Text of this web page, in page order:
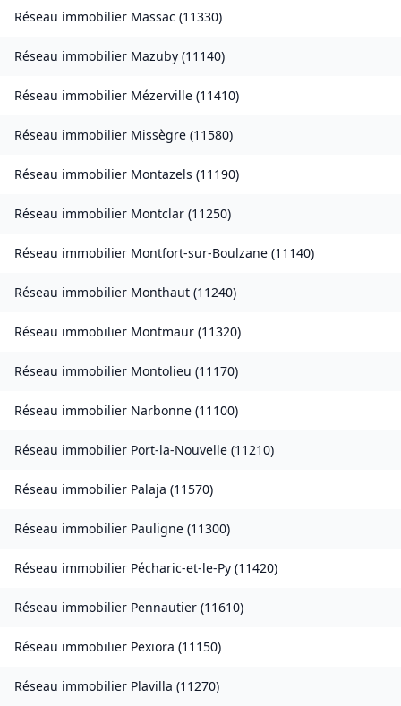
Réseau immobilier Massac (11330)
Réseau immobilier Mazuby (11140)
Réseau immobilier Mézerville (11410)
Réseau immobilier Missègre (11580)
Réseau immobilier Montazels (11190)
Réseau immobilier Montclar (11250)
Réseau immobilier Montfort-sur-Boulzane (11140)
Réseau immobilier Monthaut (11240)
Réseau immobilier Montmaur (11320)
Réseau immobilier Montolieu (11170)
Réseau immobilier Narbonne (11100)
Réseau immobilier Port-la-Nouvelle (11210)
Réseau immobilier Palaja (11570)
Réseau immobilier Pauligne (11300)
Réseau immobilier Pécharic-et-le-Py (11420)
Réseau immobilier Pennautier (11610)
Réseau immobilier Pexiora (11150)
Réseau immobilier Plavilla (11270)